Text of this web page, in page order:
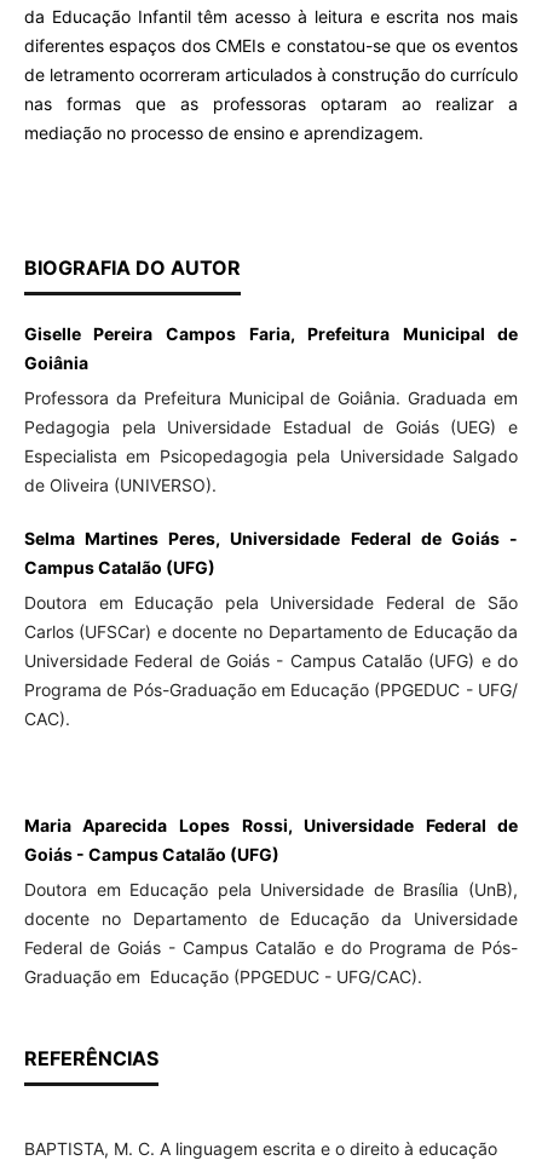
da Educação Infantil têm acesso à leitura e escrita nos mais
diferentes espaços dos CMEIs e constatou-se que os eventos
de letramento ocorreram articulados à construção do currículo
nas formas que as professoras optaram ao realizar a
mediação no processo de ensino e aprendizagem.
BIOGRAFIA DO AUTOR
Giselle Pereira Campos Faria, Prefeitura Municipal de
Goiânia
Professora da Prefeitura Municipal de Goiânia. Graduada em
Pedagogia pela Universidade Estadual de Goiás (UEG) e
Especialista em Psicopedagogia pela Universidade Salgado
de Oliveira (UNIVERSO).
Selma Martines Peres, Universidade Federal de Goiás -
Campus Catalão (UFG)
Doutora em Educação pela Universidade Federal de São
Carlos (UFSCar) e docente no Departamento de Educação da
Universidade Federal de Goiás - Campus Catalão (UFG) e do
Programa de Pós-Graduação em Educação (PPGEDUC - UFG/
CAC).
Maria Aparecida Lopes Rossi, Universidade Federal de
Goiás - Campus Catalão (UFG)
Doutora em Educação pela Universidade de Brasília (UnB),
docente no Departamento de Educação da Universidade
Federal de Goiás - Campus Catalão e do Programa de Pós-
Graduação em Educação (PPGEDUC - UFG/CAC).
REFERÊNCIAS
BAPTISTA, M. C. A linguagem escrita e o direito à educação